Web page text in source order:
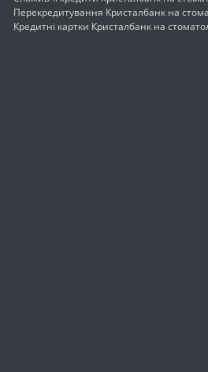
Перекредитування Кристалбанк на
Кредитні картки Кристалбанк на